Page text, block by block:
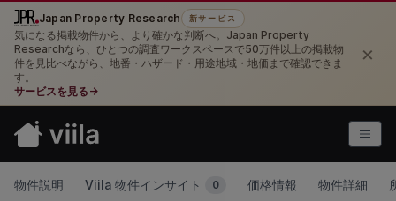
Japan Property Research 新サービス
気になる掲載物件から、より確かな判断へ。Japan Property
Researchなら、ひとつの調査ワークスペースで50万件以上の掲載物
件を見比べながら、地番・ハザード・用途地域・地価まで確認できま
す。
サービスを見る →
×
物件説明 Viila 物件インサイト 0 価格情報 物件詳細